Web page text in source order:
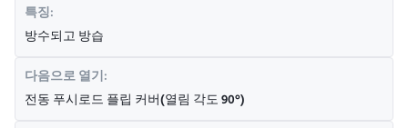
특징:
방수되고 방습
다음으로 열기:
전동 푸시로드 플립 커버(열림 각도 90°)